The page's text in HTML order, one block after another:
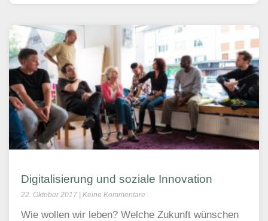
Digitalisierung und soziale Innovation
22. Oktober 2017 Keine Kommentare
Wie wollen wir leben? Welche Zukunft wünschen